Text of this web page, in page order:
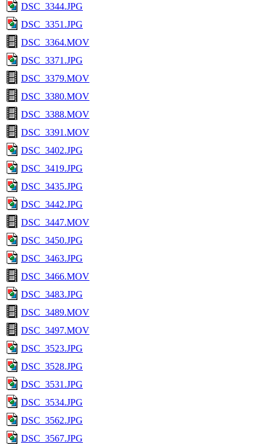
DSC_3344.JPG
DSC_3351.JPG
DSC_3364.MOV
DSC_3371.JPG
DSC_3379.MOV
DSC_3380.MOV
DSC_3388.MOV
DSC_3391.MOV
DSC_3402.JPG
DSC_3419.JPG
DSC_3435.JPG
DSC_3442.JPG
DSC_3447.MOV
DSC_3450.JPG
DSC_3463.JPG
DSC_3466.MOV
DSC_3483.JPG
DSC_3489.MOV
DSC_3497.MOV
DSC_3523.JPG
DSC_3528.JPG
DSC_3531.JPG
DSC_3534.JPG
DSC_3562.JPG
DSC_3567.JPG